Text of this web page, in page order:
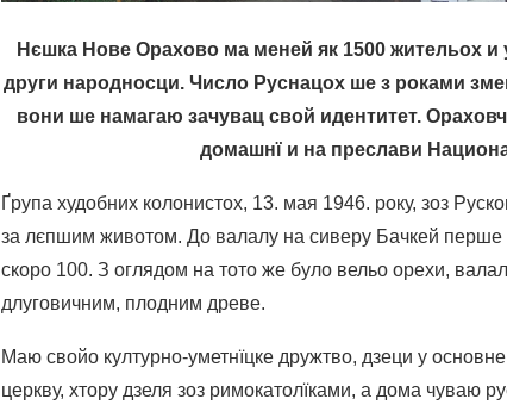
Нєшка Нове Орахово ма меней як 1500 жительох
други народносци. Число Руснацох ше з роками
вони ше намагаю зачувац свой идентитет.
домашнї и на преслави
Ґрупа худобних колонистох, 13. мая 1946. року, зоз
за лєпшим животом. До валалу на сиверу Бачкей
скоро 100. З оглядом на тото же було вельо орехи,
длуговичним, плодним древе.
Маю свойо културно-уметнїцке дружтво, дзеци у
церкву, хтору дзеля зоз римокатолїками, а дома чуваю